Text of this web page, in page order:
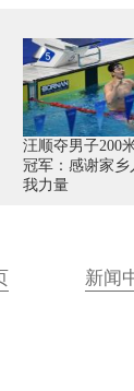
汪顺夺男子200
冠军：感谢家乡
我力量
新闻